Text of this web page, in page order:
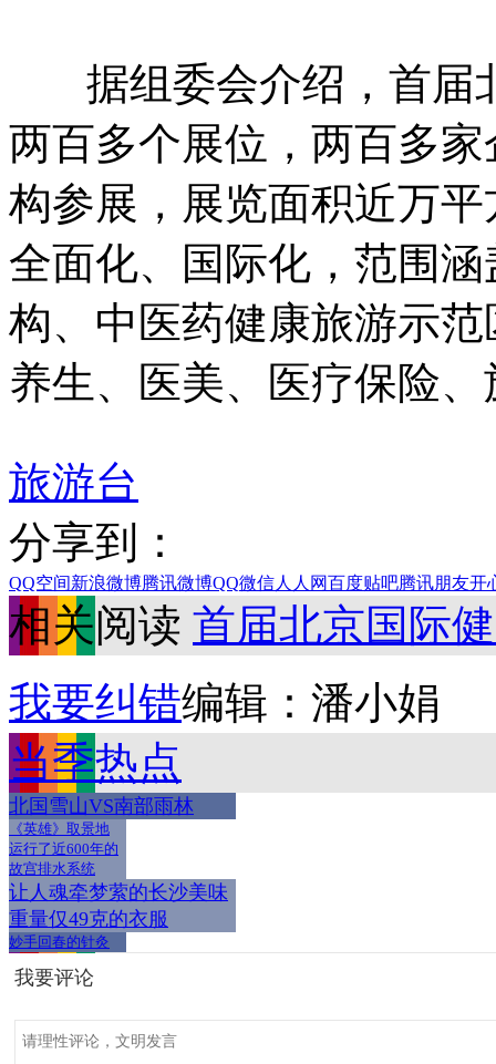
据组委会介绍，首届
两百多个展位，两百多
构参展，展览面积近万
全面化、国际化，范围
构、中医药健康旅游示
养生、医美、医疗保险
旅游台
分享到：
QQ空间 新浪微博腾讯微博QQ微信人人网 百度贴吧腾讯朋友开
相关阅读 首届北京国际
我要纠错编辑：潘小娟
当季热点
北国雪山VS南部雨林
《英雄》取景地
运行了近600年的
故宫排水系统
让人魂牵梦萦的长沙美味
重量仅49克的衣服
妙手回春的针灸